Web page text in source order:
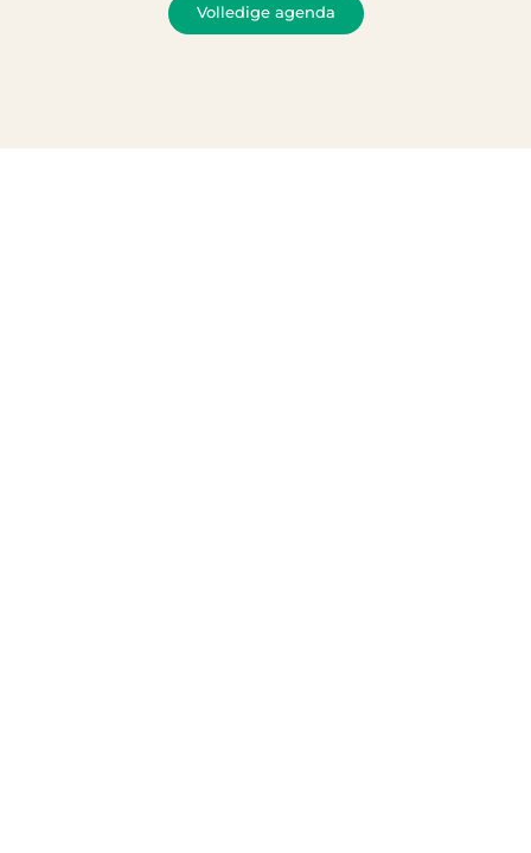
Volledige agenda